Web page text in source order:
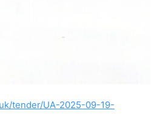
tender/UA-2025-09-19-